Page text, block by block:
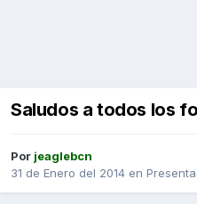
Saludos a todos los
Por jeaglebcn
31 de Enero del 2014 en